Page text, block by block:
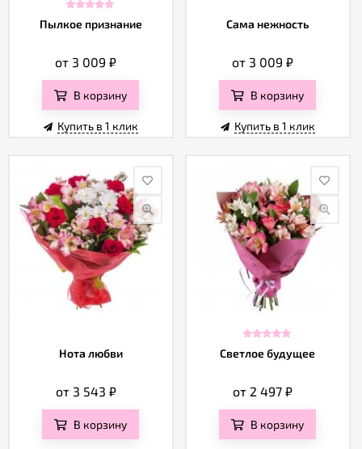
Пылкое признание
от 3 009₽
В корзину
Купить в 1 клик
Сама нежность
от 3 009₽
В корзину
Купить в 1 клик
Нота любви
от 3 543 ₽
В корзину
Светлое будущее
от 2 497₽
В корзину